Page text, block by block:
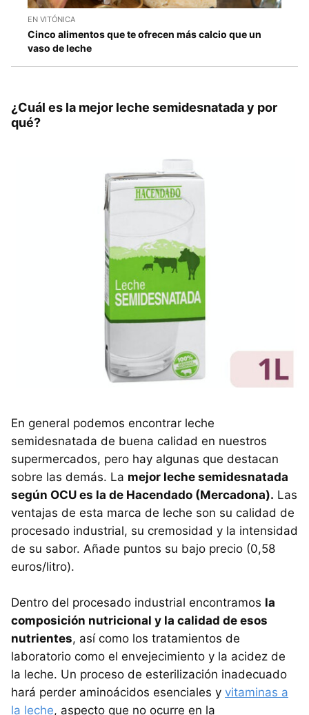
EN VITÓNICA
Cinco alimentos que te ofrecen más calcio que un
vaso de leche
¿Cuál es la mejor leche semidesnatada y por
qué?
En general podemos encontrar leche
semidesnatada de buena calidad en nuestros
supermercados, pero hay algunas que destacan
sobre las demás. La mejor leche semidesnatada
según OCU es la de Hacendado (Mercadona). Las
ventajas de esta marca de leche son su calidad de
procesado industrial, su cremosidad y la intensidad
de su sabor. Añade puntos su bajo precio (0,58
euros/litro).
Dentro del procesado industrial encontramos la
composición nutricional y la calidad de esos
nutrientes, así como los tratamientos de
laboratorio como el envejecimiento y la acidez de
la leche. Un proceso de esterilización inadecuado
hará perder aminoácidos esenciales y vitaminas a
la leche, aspecto que no ocurre en la